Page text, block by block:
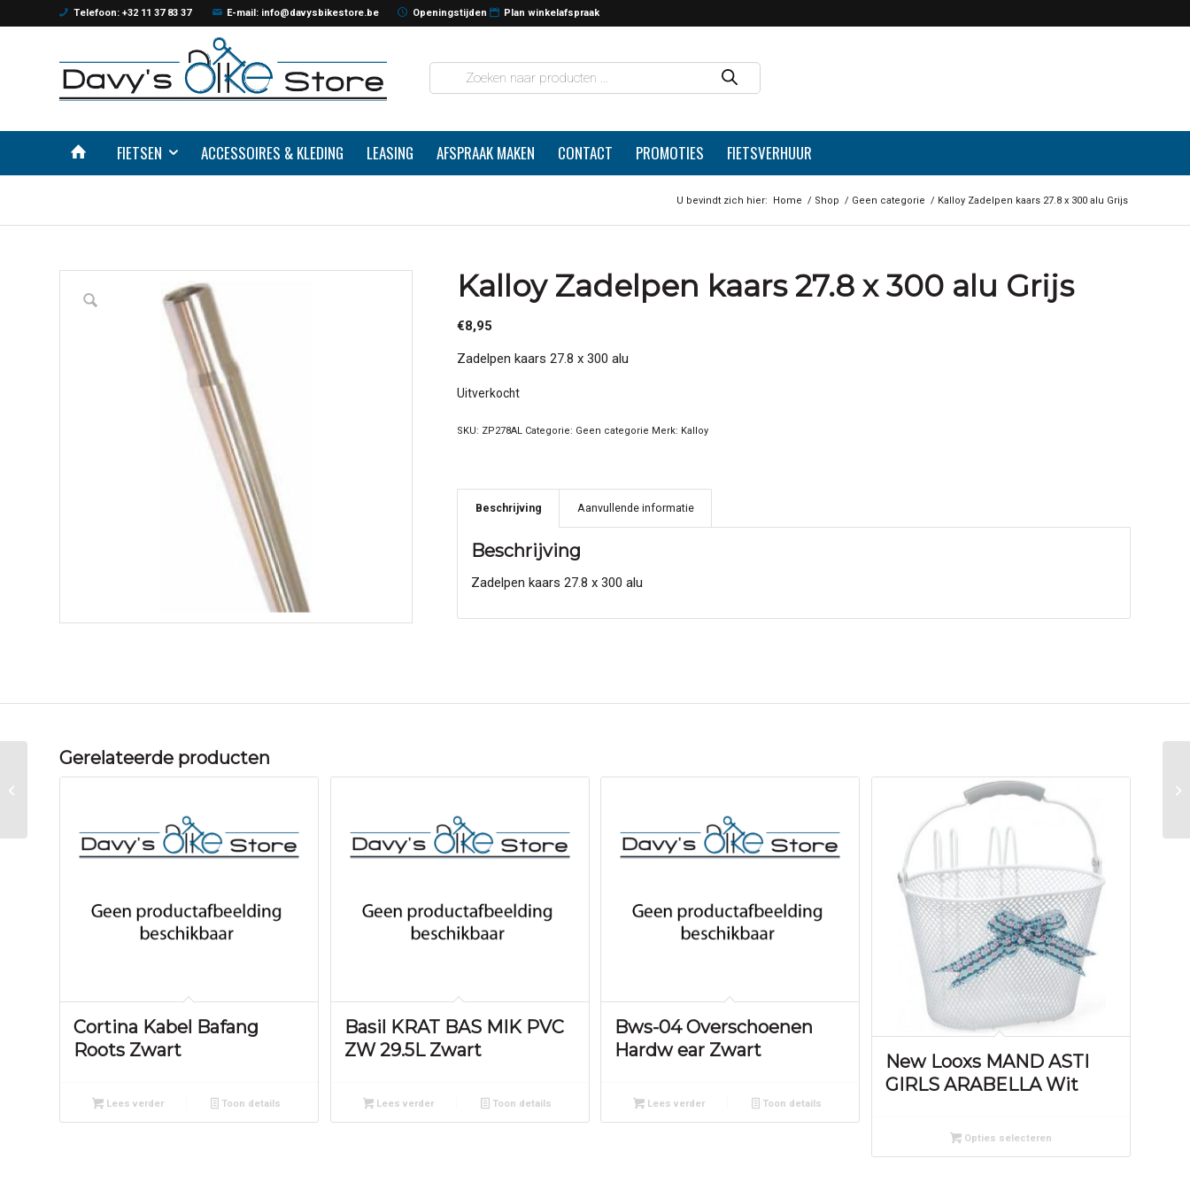
Telefoon: +32 11 37 83 37 E-mail: info@davysbikestore.be Openingstijden Plan winkelafspraak
FIETSEN ACCESSOIRES & KLEDING LEASING AFSPRAAK MAKEN CONTACT PROMOTIES FIETSVERHUUR
U bevindt zich hier: Home / Shop / Geen categorie / Kalloy Zadelpen kaars 27.8 x 300 alu Grijs
Kalloy Zadelpen kaars 27.8 x 300 alu Grijs
€8,95
Zadelpen kaars 27.8 x 300 alu
Uitverkocht
SKU: ZP278AL Categorie: Geen categorie Merk: Kalloy
Beschrijving Aanvullende informatie
Beschrijving
Zadelpen kaars 27.8 x 300 alu
Gerelateerde producten
Cortina Kabel Bafang
Roots Zwart
Lees verder Toon details
Basil KRAT BAS MIK PVC
ZW 29.5L Zwart
Lees verder Toon details
Bws-04 Overschoenen
Hardw ear Zwart
Lees verder Toon details
New Looxs MAND ASTI
GIRLS ARABELLA Wit
Opties selecteren
Kalloy Zadelpen kaars